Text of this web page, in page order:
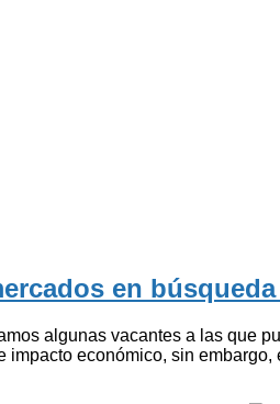
en
algunas vacantes a las que
económico, sin